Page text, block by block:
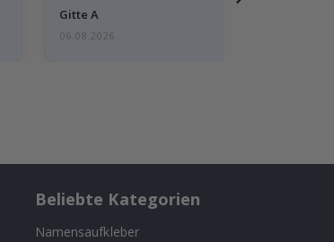
Gitte A
06.08.2026
Beliebte Kategorien
Namensaufkleber